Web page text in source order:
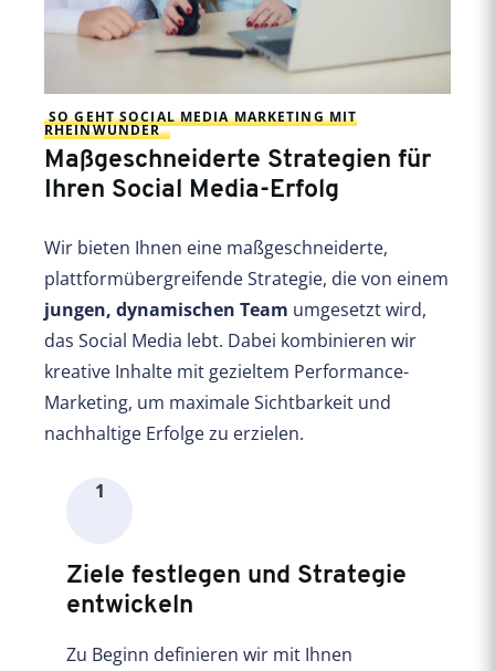
SO GEHT SOCIAL MEDIA MARKETING MIT
RHEINWUNDER
Maßgeschneiderte Strategien für
Ihren Social Media-Erfolg
Wir bieten Ihnen eine maßgeschneiderte,
plattformübergreifende Strategie, die von einem
jungen, dynamischen Team umgesetzt wird,
das Social Media lebt. Dabei kombinieren wir
kreative Inhalte mit gezieltem Performance-
Marketing, um maximale Sichtbarkeit und
nachhaltige Erfolge zu erzielen.
1
Ziele festlegen und Strategie
entwickeln
Zu Beginn definieren wir mit Ihnen